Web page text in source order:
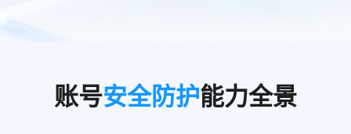
账号安全防护能力全景